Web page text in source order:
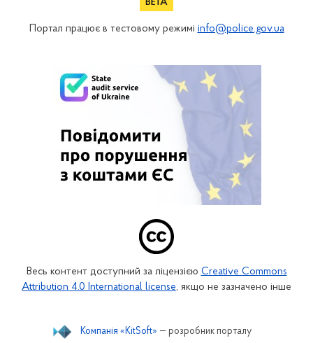
Портал працює в тестовому режимі info@police.gov.ua
Весь контент доступний за ліцензією Creative Commons
Attribution 4.0 International license, якщо не зазначено інше
Компанія «KitSoft» — розробник порталу